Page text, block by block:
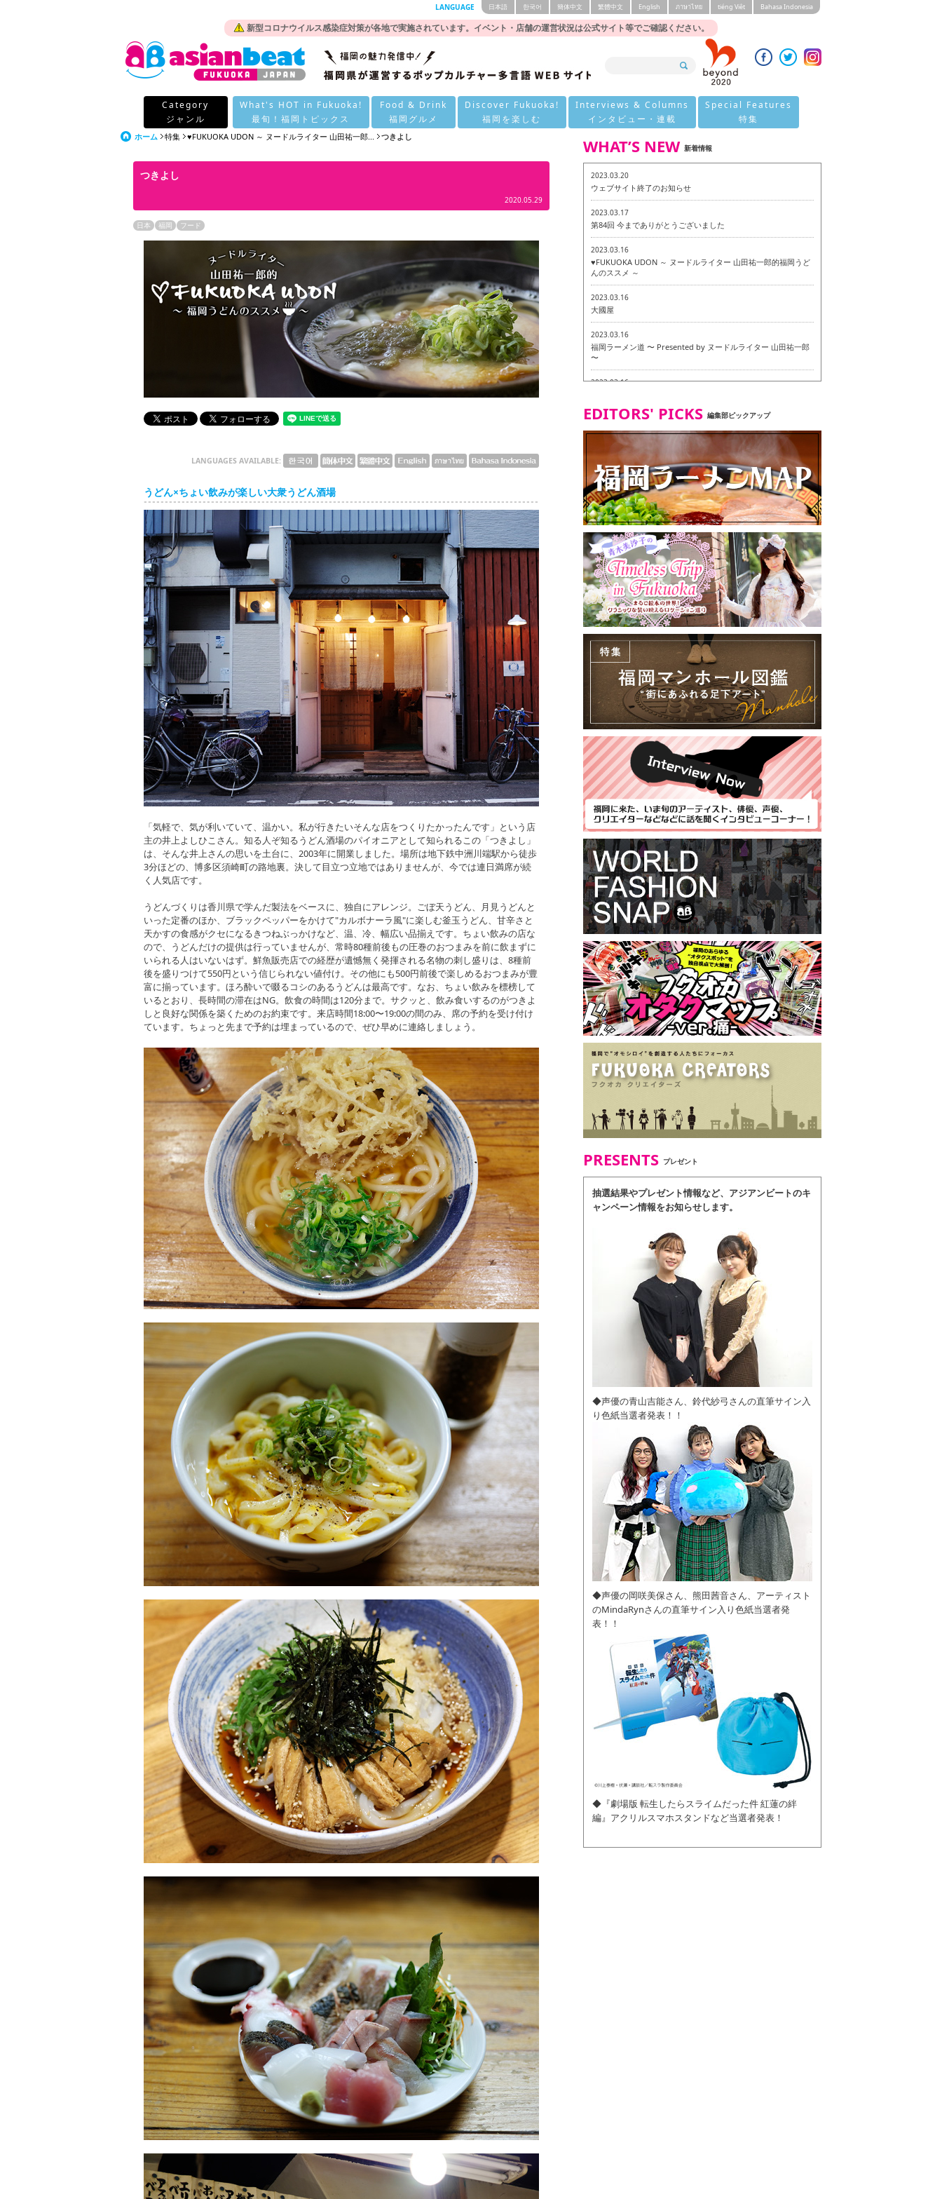
新型コロナウイルス感染症対策が各地で実施されています。イベント・店舗の運営状況は公式サイト等でご確認ください。
LANGUAGE 日本語 한국어 簡体中文 繁體中文 English ภาษาไทย tiéng Viêt Bahasa Indonesia
Category
ジャンル
What's HOT in Fukuoka!
最旬！福岡トピックス
Food & Drink
福岡グルメ
Discover Fukuoka!
福岡を楽しむ
Interviews & Columns
インタビュー・連載
Special Features
特集
ホーム 特集 ♥FUKUOKA UDON ～ ヌードルライター 山田祐一郎... つきよし
つきよし
2020.05.29
日本 福岡 フード
LANGUAGES AVAILABLE:
うどん×ちょい飲みが楽しい大衆うどん酒場
「気軽で、気が利いていて、温かい。私が行きたいそんな店をつくりたかったんです」という店
主の井上よしひこさん。知る人ぞ知るうどん酒場のパイオニアとして知られるこの「つきよし」
は、そんな井上さんの思いを土台に、2003年に開業しました。場所は地下鉄中洲川端駅から徒歩
3分ほどの、博多区須崎町の路地裏。決して目立つ立地ではありませんが、今では連日満席が続
く人気店です。
うどんづくりは香川県で学んだ製法をベースに、独自にアレンジ。ごぼ天うどん、月見うどんと
いった定番のほか、ブラックペッパーをかけて"カルボナーラ風"に楽しむ釜玉うどん、甘辛さと
天かすの食感がクセになるきつねぶっかけなど、温、冷、幅広い品揃えです。ちょい飲みの店な
ので、うどんだけの提供は行っていませんが、常時80種前後もの圧巻のおつまみを前に飲まずに
いられる人はいないはず。鮮魚販売店での経歴が遺憾無く発揮される名物の刺し盛りは、8種前
後を盛りつけて550円という信じられない値付け。その他にも500円前後で楽しめるおつまみが豊
富に揃っています。ほろ酔いで啜るコシのあるうどんは最高です。なお、ちょい飲みを標榜して
いるとおり、長時間の滞在はNG。飲食の時間は120分まで。サクッと、飲み食いするのがつきよ
しと良好な関係を築くためのお約束です。来店時間18:00〜19:00の間のみ、席の予約を受け付け
ています。ちょっと先まで予約は埋まっているので、ぜひ早めに連絡しましょう。
WHAT’S NEW 新着情報
2023.03.20
ウェブサイト終了のお知らせ
2023.03.17
第84回 今までありがとうございました
2023.03.16
♥FUKUOKA UDON ～ ヌードルライター 山田祐一郎的福岡うど
んのススメ ～
2023.03.16
大國屋
2023.03.16
福岡ラーメン道 〜 Presented by ヌードルライター 山田祐一郎
〜
2023.03.16
2023.03.07
ヴィーガン・ベジタリアンメニュー試食ツアー in 福岡市
2023.03.07
磯ぎよからず 博多本店 〜 ヴィーガン・ベジタリアンメニュー試
食ツアー in 福岡市！〜
2023.03.02
リトルスタンド大名店 〜 ヴィーガン・ベジタリアンメニュー
試食ツアー in 福岡市！〜
2023.02.28
東筑軒 折尾本社うどん店
EDITORS' PICKS 編集部ピックアップ
PRESENTS プレゼント
抽選結果やプレゼント情報など、アジアンビートのキ
ャンペーン情報をお知らせします。
◆声優の青山吉能さん、鈴代紗弓さんの直筆サイン入
り色紙当選者発表！！
◆声優の岡咲美保さん、熊田茜音さん、アーティスト
のMindaRynさんの直筆サイン入り色紙当選者発
表！！
◆『劇場版 転生したらスライムだった件 紅蓮の絆
編』アクリルスマホスタンドなど当選者発表！